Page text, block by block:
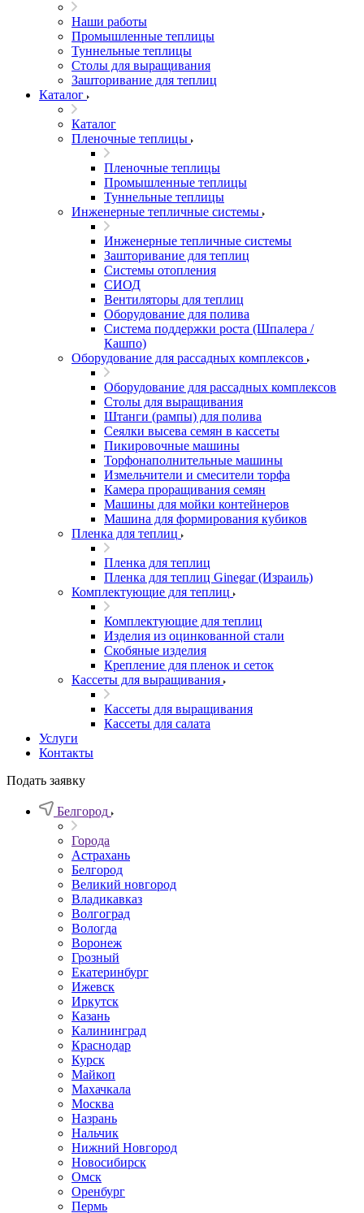
Наши работы
Промышленные теплицы
Туннельные теплицы
Столы для выращивания
Зашторивание для теплиц
Каталог
Каталог
Пленочные теплицы
Пленочные теплицы
Промышленные теплицы
Туннельные теплицы
Инженерные тепличные системы
Инженерные тепличные системы
Зашторивание для теплиц
Системы отопления
СИОД
Вентиляторы для теплиц
Оборудование для полива
Система поддержки роста (Шпалера /
Кашпо)
Оборудование для рассадных комплексов
Оборудование для рассадных комплексов
Столы для выращивания
Штанги (рампы) для полива
Сеялки высева семян в кассеты
Пикировочные машины
Торфонаполнительные машины
Измельчители и смесители торфа
Камера проращивания семян
Машины для мойки контейнеров
Машина для формирования кубиков
Пленка для теплиц
Пленка для теплиц
Пленка для теплиц Ginegar (Израиль)
Комплектующие для теплиц
Комплектующие для теплиц
Изделия из оцинкованной стали
Скобяные изделия
Крепление для пленок и сеток
Кассеты для выращивания
Кассеты для выращивания
Кассеты для салата
Услуги
Контакты
Подать заявку
Белгород
Города
Астрахань
Белгород
Великий новгород
Владикавказ
Волгоград
Вологда
Воронеж
Грозный
Екатеринбург
Ижевск
Иркутск
Казань
Калининград
Краснодар
Курск
Майкоп
Махачкала
Москва
Назрань
Нальчик
Нижний Новгород
Новосибирск
Омск
Оренбург
Пермь